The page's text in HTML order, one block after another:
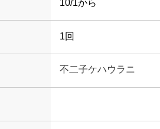
10/1から
1回
不二子ケハウラニ